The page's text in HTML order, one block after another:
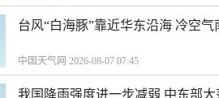
台风“白海豚”靠近华东沿海 冷空
中国天气网 2026-08-07 07:45
我国降雨强度进一步减弱 中东部